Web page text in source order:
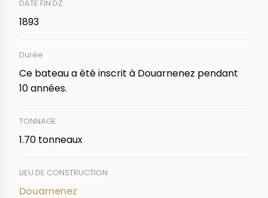
DATE FIN DZ
1893
Durée
Ce bateau a été inscrit à Douarnenez pendant
10 années.
TONNAGE
1.70 tonneaux
LIEU DE CONSTRUCTION
Douarnenez